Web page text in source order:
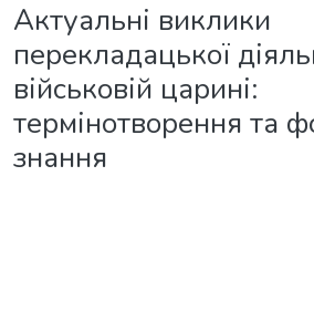
Актуальні виклики
перекладацької
військовій царині:
термінотворення та
знання